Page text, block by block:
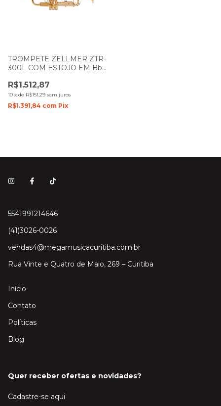
TROMPETE ZELLMER ZTR-
300L COM ESTOJO EM Bb
R$1.512,87
10 x de R$151,29 sem juros
R$1.391,84 com Pix
5541991214646
(41)3026-0026
vendas4@megamusicacuritiba.com.br
Rua Vinte e Quatro de Maio, 269 – Curitiba
Início
Contato
Políticas
Blog
Quer receber ofertas e novidades?
Cadastre-se aqui